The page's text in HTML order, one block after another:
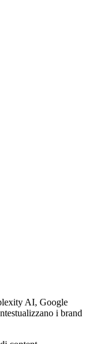
AI, Google
i brand